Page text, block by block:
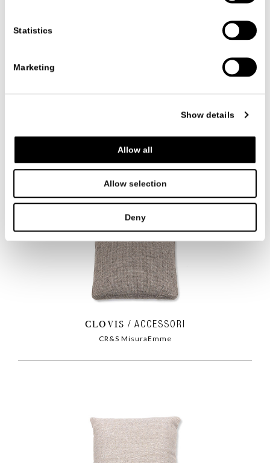
Statistics
Marketing
Show details
Allow all
Allow selection
Deny
PORTE E PARETI INTERSPAZIO
CLOVIS ACCESSORI
CR&S MisuraEmme